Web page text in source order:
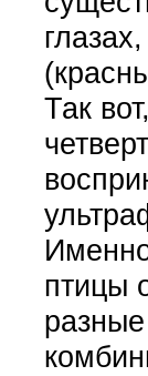
Так
птицы